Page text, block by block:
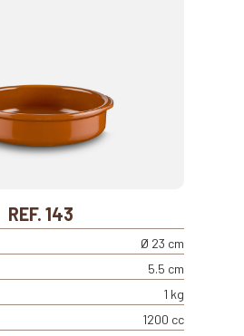
REF. 143
Ø 23 cm
5.5 cm
1 kg
1200 cc